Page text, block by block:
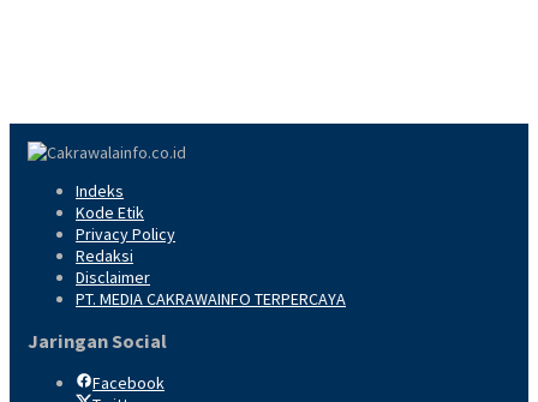
Indeks
Kode Etik
Privacy Policy
Redaksi
Disclaimer
PT. MEDIA CAKRAWAINFO TERPERCAYA
Jaringan Social
Facebook